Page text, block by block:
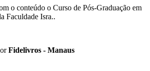
o conteúdo o Curso de Pós-Graduação em
Faculdade Isra..
Fidelivros - Manaus